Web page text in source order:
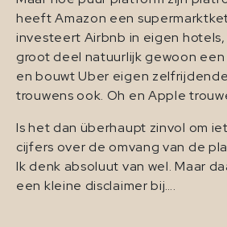
heeft Amazon een
investeert Airbnb in eigen
groot deel natuurlijk gewoon
en bouwt Uber eigen
trouwens ook. Oh en Apple
Is het dan überhaupt zinvol om
cijfers over de omvang van de
Ik denk absoluut van wel. Maar
een kleine disclaimer bij….